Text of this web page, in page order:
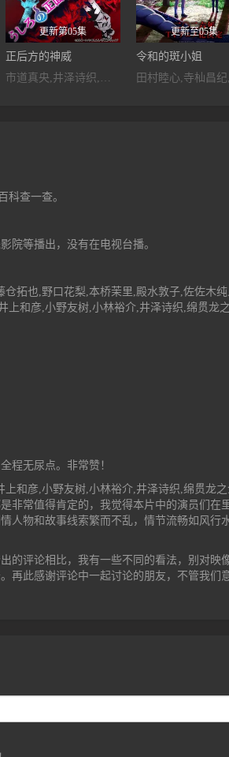
更新第05集
正后方的神威
市道真央,井泽诗织,杉田智和,相坂优歌,碧乃梨心
更新至05集
令和的斑小姐
科查一查。
院等播出，没有在电视台播。
拓也,野口花梨,本桥茉里,殿水敦子,佐佐木纯
上和彦,小野友树,小林裕介,井泽诗织,绵贯龙
程无尿点。非常赞！
和彦,小野友树,小林裕介,井泽诗织,绵贯龙
非常值得肯定的，我觉得本片中的演员们在
人物和故事线索繁而不乱，情节流畅如风行水
的评论相比，我有一些不同的看法，别对映
再此感谢评论中一起讨论的朋友，不管我们